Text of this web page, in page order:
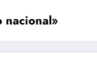
nacional»